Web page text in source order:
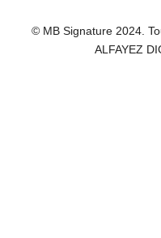
© MB Signature 2024.
ALFAYEZ